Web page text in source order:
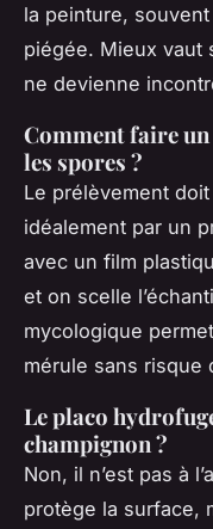
la peinture,
piégée. Mieux vaut
ne devienne
Comment faire
les spores ?
Le prélèvement
idéalement par un
avec un film
et on scelle
mycologique
mérule sans risque
Le placo
champignon ?
Non, il n’est pas à
protège la surface,